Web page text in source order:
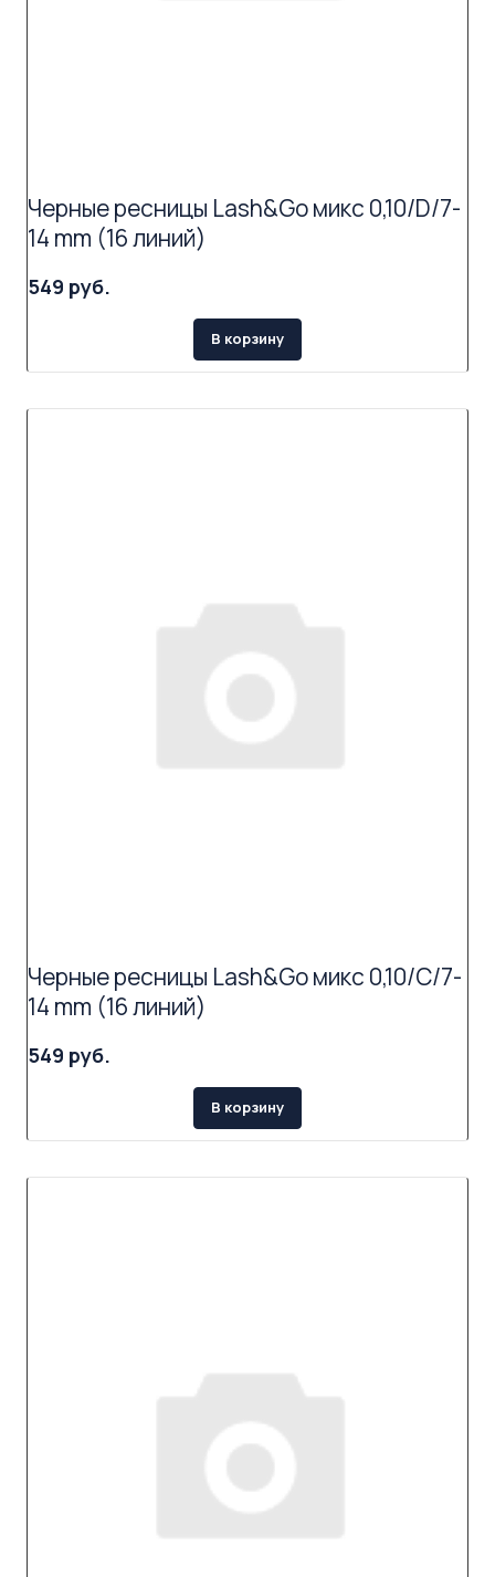
Черные ресницы Lash&Go микс 0,10/D/7-
14 mm (16 линий)
549 руб.
В корзину
Черные ресницы Lash&Go микс 0,10/C/7-
14 mm (16 линий)
549 руб.
В корзину